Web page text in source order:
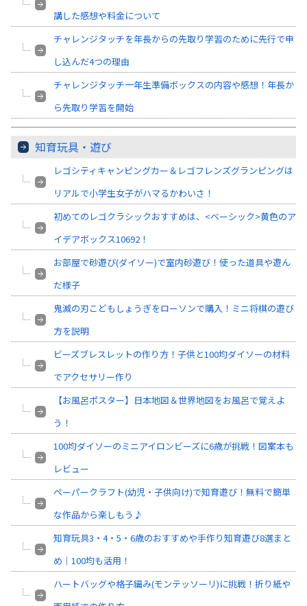
講した感想や料金について
チャレンジタッチを年長からの先取り学習のために先行で申
し込んだ4つの理由
チャレンジタッチ一年生準備ボックスの内容や感想！年長か
ら先取り学習を開始
知育玩具・遊び
レゴシティキャンピングカー＆レゴフレンズグランピングは
リアルで小学生女子がハマるかわいさ！
初めてのレゴクラシックおすすめは、<ベーシック>黄色のア
イデアボックス10692！
お部屋で砂遊び(ダイソー)で室内砂遊び！使った道具や遊ん
だ様子
鬼滅の刃こどもしょうぎをローソンで購入！ミニ将棋の遊び
方を説明
ビーズブレスレットの作り方！子供と100均ダイソーの材料
でアクセサリー作り
【お風呂ポスター】日本地図＆世界地図をお風呂で覚えよ
う！
100均ダイソーのミニアイロンビーズに6歳が挑戦！図案本も
レビュー
ペーパークラフト(幼児・子供向け)で知育遊び！無料で簡単
な作品から楽しもう♪
知育玩具3・4・5・6歳のおすすめや手作り知育遊び8選まと
め｜100均も活用！
ハートバッグや格子編み(モンテッソーリ)に挑戦！折り紙や